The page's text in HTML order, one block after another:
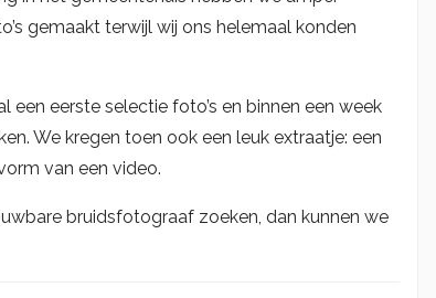
gemaakt terwijl wij ons helemaal konden
eerste selectie foto’s en binnen een week
We kregen toen ook een leuk extraatje: een
van een video.
bruidsfotograaf zoeken, dan kunnen we